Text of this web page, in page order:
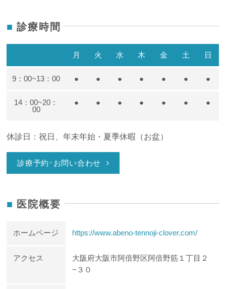
診療時間
月 火 水 木 金 土 日
9：00~13：00 ● ● ● ● ● ● ●
14：00~20：
00
● ● ● ● ● ● ●
休診日：祝日、年末年始・夏季休暇（お盆）
診療予約･お問い合わせ
医院概要
ホームページ https://www.abeno-tennoji-clover.com/
アクセス
大阪府大阪市阿倍野区阿倍野筋１丁目２
−３０